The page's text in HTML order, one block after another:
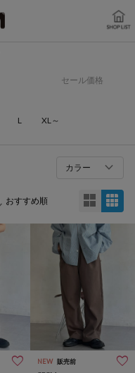
セール価格
L XL～
カラー
NEW 販売前